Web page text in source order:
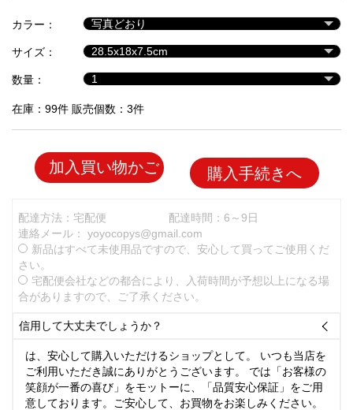
ル
品
カラー：
サイズ：
数量：
在庫：99件 販売個数：3件
加入買い物かご 購入手続きへ
配達方法：宅配便
配達時間：6～9日
連絡メール： yoyocopys@gmail.com
新品はすべて未使用品ですので、安心して買ってご使用くだ
さい。
宅配便会社などの都合により、入荷時間が予想以上になる場
合がありますので、ご了承ください。
信用して大丈夫でしょうか？ 
は、安心して購入いただけるショップとして。 いつも当店を
ご利用いただき誠にありがとうございます。 では「お客様の
笑顔が一番の喜び」をモットーに、「品質安心保証」をご用
意しております。ご安心して、お買物をお楽しみください。